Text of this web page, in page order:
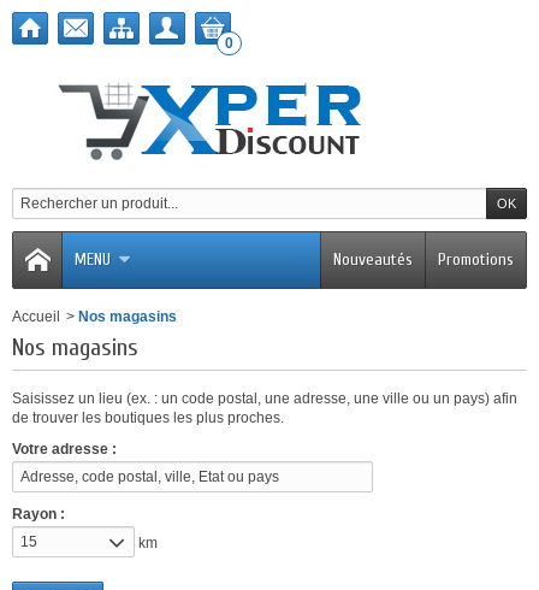
0
MENU Promotions
Nouveautés
Accueil > Nos magasins
Nos magasins
Saisissez un lieu (ex. : un code postal, une adresse, une ville ou un pays) afin
de trouver les boutiques les plus proches.
Votre adresse :
Rayon :
15
km